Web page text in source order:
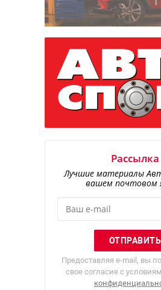
Рассылка
Лучшие материалы
вашем почтовом
Предоставляя e-mail, вы
свое согласие с